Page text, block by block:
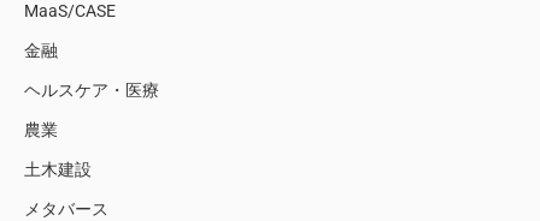
MaaS/CASE
金融
ヘルスケア・医療
農業
土木建設
メタバース